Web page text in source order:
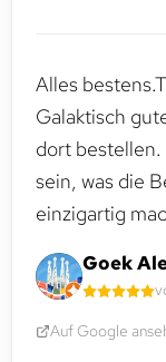
Alles
Galaktisch
dort
sein, was die
einzigartig
Goek
Auf Google